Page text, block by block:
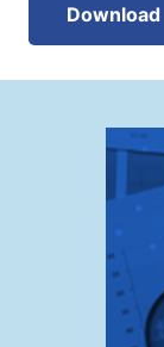
Download